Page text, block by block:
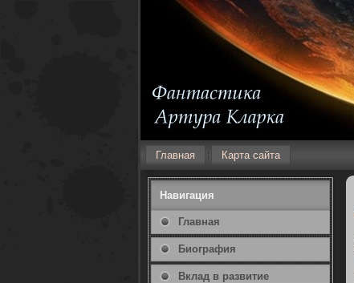
Главная Карта сайта
Навигация
Главная
Биография
Вклад в развитие